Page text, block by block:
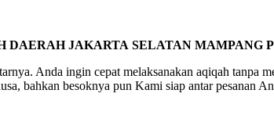
DAERAH JAKARTA SELATAN MAMPANG
Anda ingin cepat melaksanakan aqiqah tanpa
bahkan besoknya pun Kami siap antar pesanan